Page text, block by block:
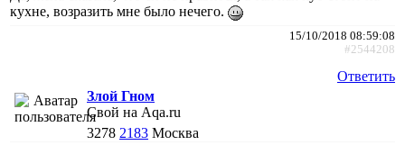
кухне, возразить мне было нечего.
15/10/2018 08:59:08
#2544208
Ответить
Злой Гном
Свой на Aqa.ru
3278 2183 Москва